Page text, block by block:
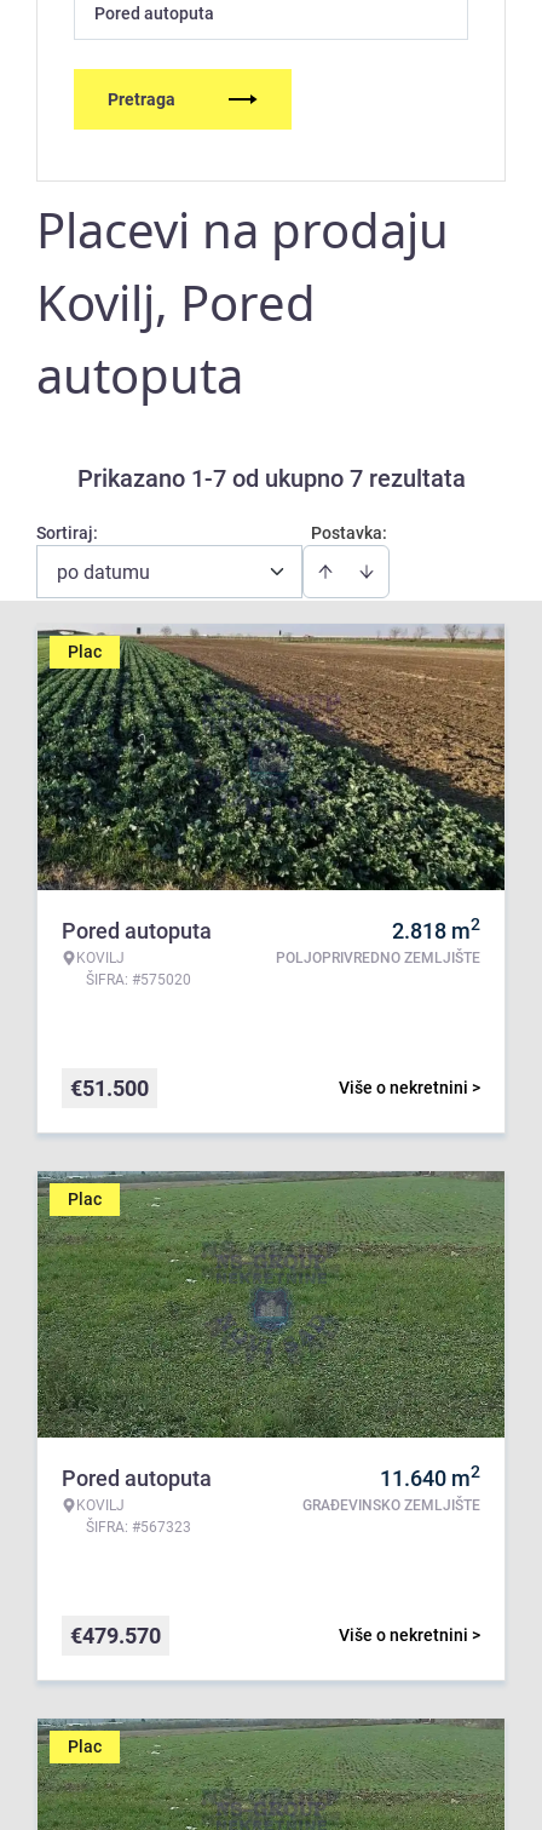
Pored autoputa
Pretraga
Placevi na prodaju
Kovilj, Pored
autoputa
Prikazano 1-7 od ukupno 7 rezultata
Postavka:
Sortiraj:
po datumu
Plac
Pored autoputa
KOVILJ
ŠIFRA: #575020
2.818 m2
POLJOPRIVREDNO ZEMLJIŠTE
Više o nekretnini >
€51.500
Plac
Pored autoputa
KOVILJ
ŠIFRA: #567323
11.640 m2
GRAĐEVINSKO ZEMLJIŠTE
Više o nekretnini >
€479.570
Plac